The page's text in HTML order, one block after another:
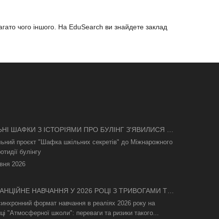
чого іншого. На EduSearch ви знайдете заклад
ШАФКИ З ІСТОРІЯМИ ПРО БУЛІНГ З'ЯВИЛИСЯ В
проєкт "Шафка шкільних секретів" до Міжнарожного
булінгу
2026
НАВЧАННЯ У 2026 РОЦІ З ТРИВОГАМИ ТА
ЯК АСИНХРОННИЙ ФОРМАТ РЯТУЄ
ПРОЦЕС
формат навчання в реаліях 2026 року на
"Атмосферної школи": переваги та ризики такого...